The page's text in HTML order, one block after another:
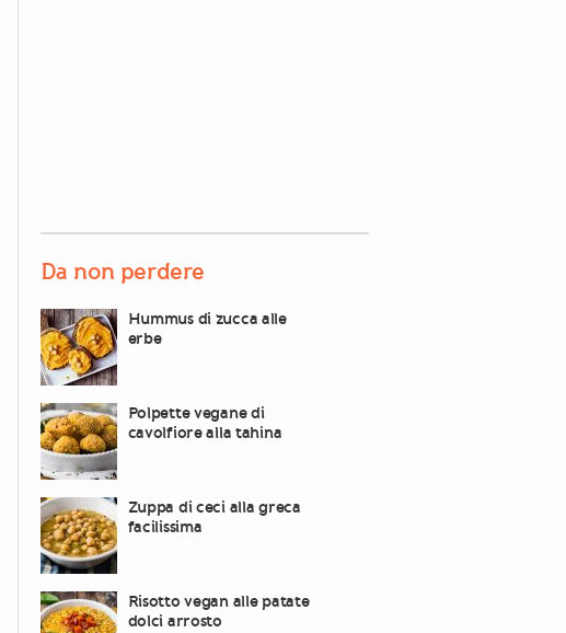
Da non perdere
Hummus di zucca alle
erbe
Polpette vegane di
cavolfiore alla tahina
Zuppa di ceci alla greca
facilissima
Risotto vegan alle patate
dolci arrosto